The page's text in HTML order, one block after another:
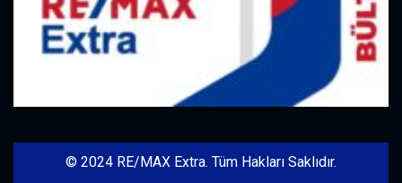
© 2024 RE/MAX Extra. Tüm Hakları Saklıdır.